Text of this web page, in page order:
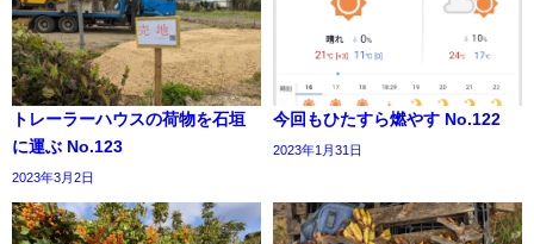
トレーラーハウスの荷物を石垣
に運ぶ No.123
2023年3月2日
今回もひたすら燃やす No.122
2023年1月31日